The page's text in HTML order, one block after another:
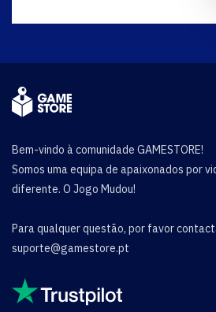
Bem-vindo à comunidade GAMESTORE!
Somos uma equipa de apaixonados por
diferente. O Jogo Mudou!
Para qualquer questão, por favor
suporte@gamestore.pt